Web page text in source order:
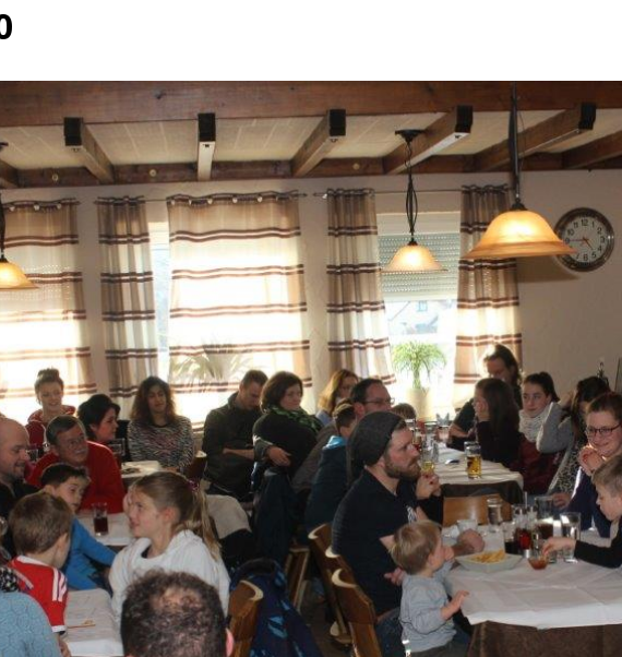
Dezember 2018 ]
Handlungsfelder für KMU
WIRTSCHAFT
April 2021 ] FDP Schwaben möchte Einzelhandel bei Digitalisierung unterstützen
NEWS
Dezember 2020 ] FDP will digitale Lösungen für den Einzelhandel Lindauer Zeitung –
NEWS
Dezember 2020 ] Selbständigen und freien Mitarbeitern mehr Raum geben wegen Corona
März 2020 ]
Nützliche Informationen für Unternehmen die von der Corona-Krise betroffen
WIRTSCHAFT
März 2020 ] Wichtige Informationen über das von der Bundesregierung veröffentlichte
für Beschäftigte und Unternehmen
WIRTSCHAFT
Dezember 2019 ] Der Mitarbeiter*in als Kraft für neue Konzepte und Innovationen